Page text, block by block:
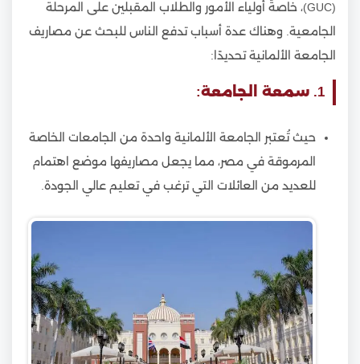
(GUC)، خاصةً أولياء الأمور والطلاب المقبلين على المرحلة
الجامعية. وهناك عدة أسباب تدفع الناس للبحث عن مصاريف
الجامعة الألمانية تحديدًا:
1. سمعة الجامعة:
حيث تُعتبر الجامعة الألمانية واحدة من الجامعات الخاصة
المرموقة في مصر، مما يجعل مصاريفها موضع اهتمام
للعديد من العائلات التي ترغب في تعليم عالي الجودة.